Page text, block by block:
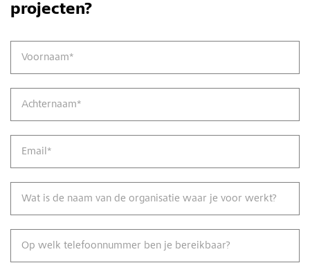
projecten?
Voornaam*
Achternaam*
Email*
Wat is de naam van de organisatie waar je voor werkt?
Op welk telefoonnummer ben je bereikbaar?